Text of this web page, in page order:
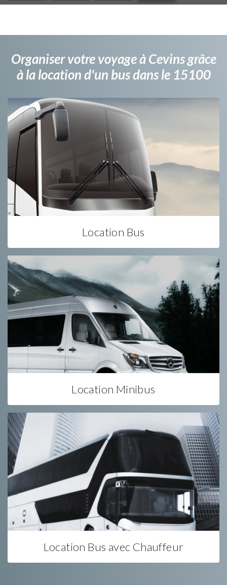
Organiser votre voyage à Cevins grâce
à la location d'un bus dans le 15100
Location Bus
Location Minibus
Location Bus avec Chauffeur